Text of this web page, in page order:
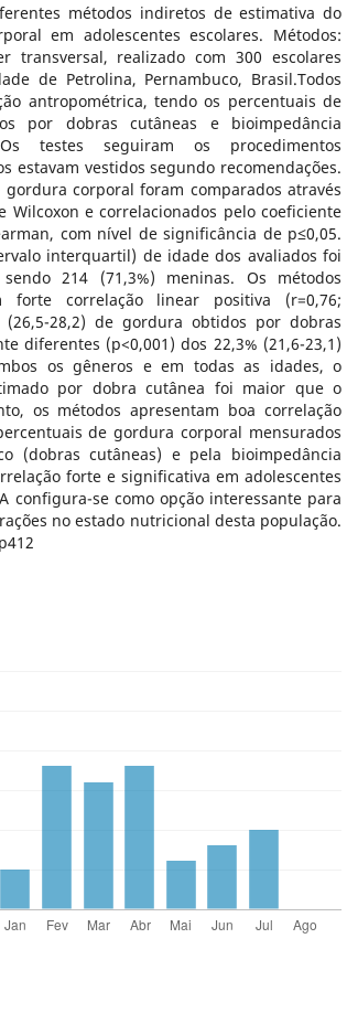
métodos indiretos de estimativa do
em adolescentes escolares. Métodos:
transversal, realizado com 300 escolares
de Petrolina, Pernambuco, Brasil.Todos
antropométrica, tendo os percentuais de
por dobras cutâneas e bioimpedância
testes seguiram os procedimentos
estavam vestidos segundo recomendações.
corporal foram comparados através
Wilcoxon e correlacionados pelo coeficiente
com nível de significância de p≤0,05.
interquartil) de idade dos avaliados foi
214 (71,3%) meninas. Os métodos
forte correlação linear positiva (r=0,76;
(26,5-28,2) de gordura obtidos por dobras
diferentes (p<0,001) dos 22,3% (21,6-23,1)
os gêneros e em todas as idades, o
por dobra cutânea foi maior que o
os métodos apresentam boa correlação
de gordura corporal mensurados
(dobras cutâneas) e pela bioimpedância
forte e significativa em adolescentes
configura-se como opção interessante para
no estado nutricional desta população.